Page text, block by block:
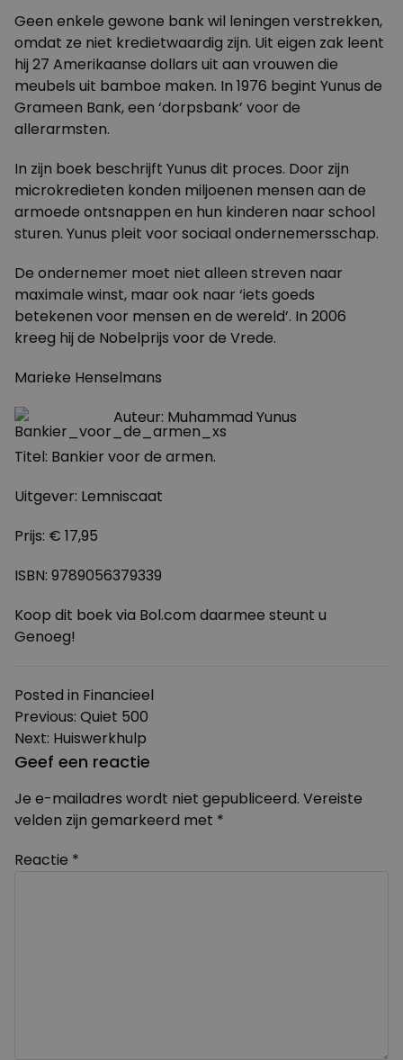
Geen enkele gewone bank wil leningen verstrekken,
omdat ze niet kredietwaardig zijn. Uit eigen zak leent
hij 27 Amerikaanse dollars uit aan vrouwen die
meubels uit bamboe maken. In 1976 begint Yunus de
Grameen Bank, een ‘dorpsbank’ voor de
allerarmsten.
In zijn boek beschrijft Yunus dit proces. Door zijn
microkredieten konden miljoenen mensen aan de
armoede ontsnappen en hun kinderen naar school
sturen. Yunus pleit voor sociaal ondernemersschap.
De ondernemer moet niet alleen streven naar
maximale winst, maar ook naar ‘iets goeds
betekenen voor mensen en de wereld’. In 2006
kreeg hij de Nobelprijs voor de Vrede.
Marieke Henselmans
Auteur: Muhammad Yunus
Titel: Bankier voor de armen.
Uitgever: Lemniscaat
Prijs: € 17,95
ISBN: 9789056379339
Koop dit boek via Bol.com daarmee steunt u
Genoeg!
Posted in Financieel
Bericht
navigatie
Previous: Quiet 500
Next: Huiswerkhulp
Geef een reactie
Je e-mailadres wordt niet gepubliceerd. Vereiste
velden zijn gemarkeerd met *
Reactie *